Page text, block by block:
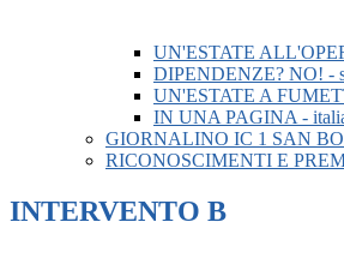
UN'ESTATE
DIPENDENZE? NO! -
UN'ESTATE A
IN UNA PAGINA -
GIORNALINO IC 1 SAN
RICONOSCIMENTI E
INTERVENTO B